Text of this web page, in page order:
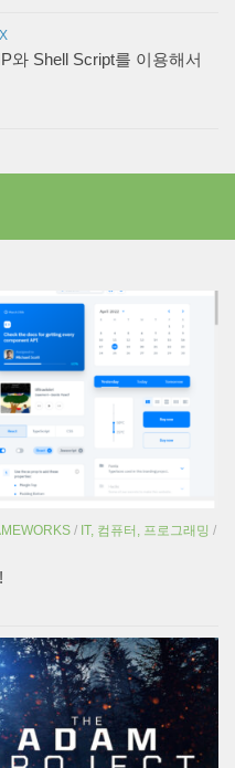
와 Shell Script를 이용해서
/ IT, 컴퓨터, 프로그래밍 /